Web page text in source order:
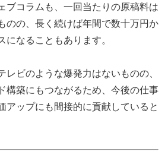
ブコラムも、一回当たりの原稿料は
のの、長く続けば年間で数十万円か
になることもあります。
レビのような爆発力はないものの、
構築にもつながるため、今後の仕事
アップにも間接的に貢献していると